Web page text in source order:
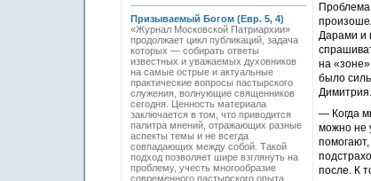
Призываемый Богом (Евр. 5, 4)
«Журнал Московской Патриархии»
продолжает цикл публикаций, задача
которых — собирать ответы
известных и уважаемых духовников
на самые острые и актуальные
практические вопросы пастырского
служения, волнующие священников
сегодня. Ценность материала
заключается в том, что приводится
палитра мнений, отражающих разные
аспекты темы и не всегда
совпадающих между собой. Такой
подход позволяет шире взглянуть на
проблему, учесть многообразие
современного пастырского опыта
Проблема
Дарами и
на
было
Димитрия.
— Когда
можно не
после. К